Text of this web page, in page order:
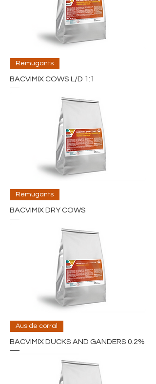
Remugants
BACVIMIX COWS L/D 1:1
Remugants
BACVIMIX DRY COWS
Aus de corral
BACVIMIX DUCKS AND GANDERS 0.2%